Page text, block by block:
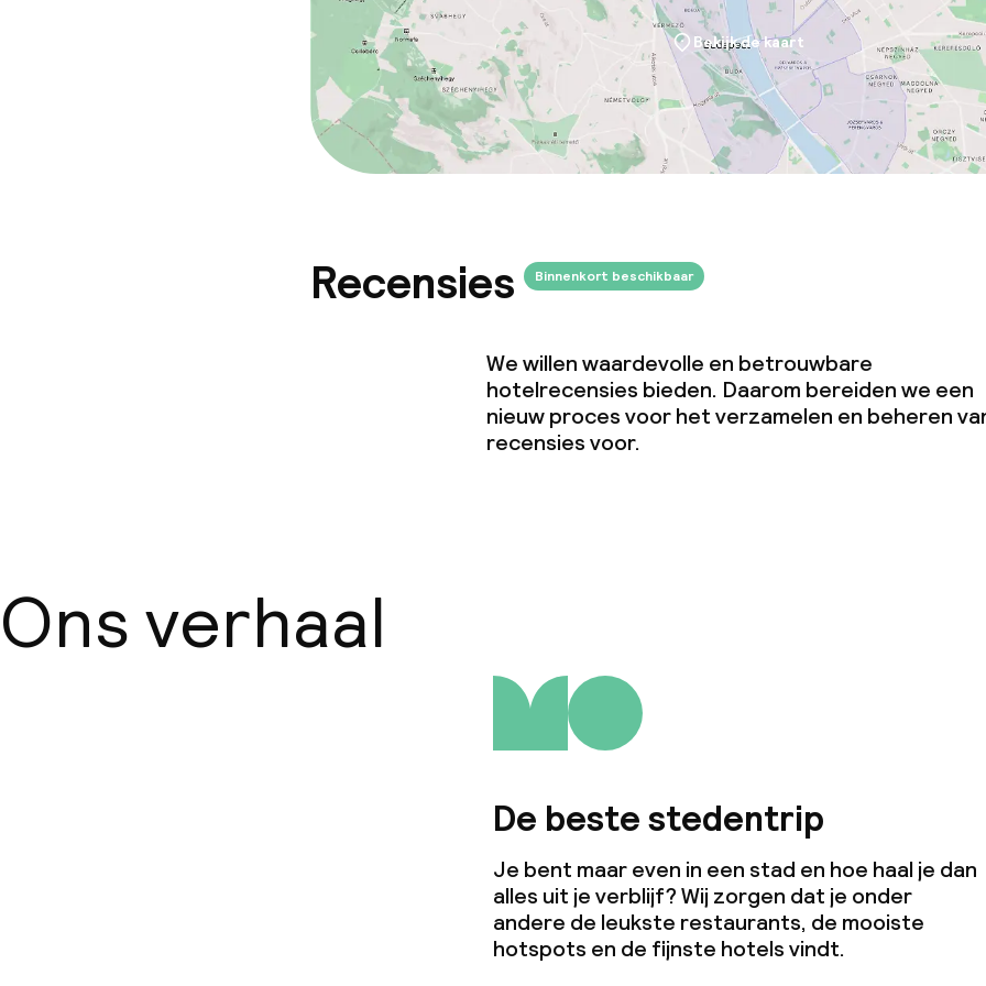
Bekijk de kaart
Recensies Binnenkort beschikbaar
We willen waardevolle en betrouwbare
hotelrecensies bieden. Daarom bereiden we een
nieuw proces voor het verzamelen en beheren
recensies voor.
Ons verhaal
De beste stedentrip
Je bent maar even in een stad en hoe haal je dan
alles uit je verblijf? Wij zorgen dat je onder
andere de leukste restaurants, de mooiste
hotspots en de fijnste hotels vindt.